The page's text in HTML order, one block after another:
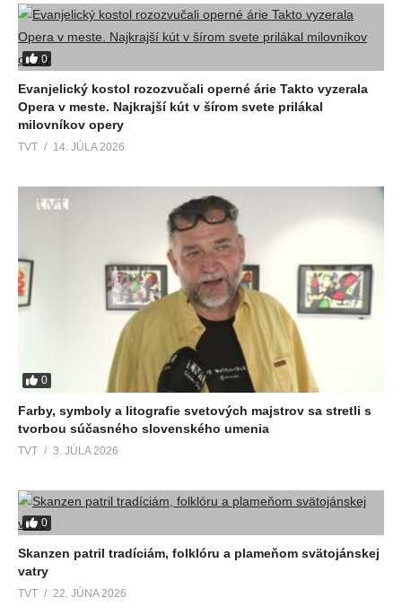
0
Evanjelický kostol rozozvučali operné árie Takto vyzerala
Opera v meste. Najkrajší kút v šírom svete prilákal
milovníkov opery
TVT 14. JÚLA 2026
0
Farby, symboly a litografie svetových majstrov sa stretli s
tvorbou súčasného slovenského umenia
TVT 3. JÚLA 2026
0
Skanzen patril tradíciám, folklóru a plameňom svätojánskej
vatry
TVT 22. JÚNA 2026